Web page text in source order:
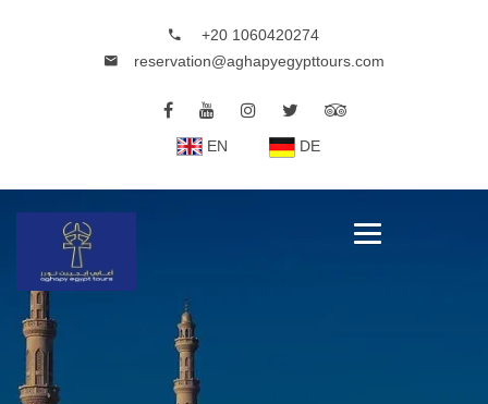
+20 1060420274
reservation@aghapyegypttours.com
EN DE